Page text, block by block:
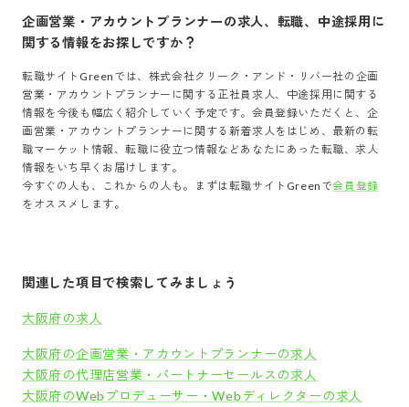
企画営業・アカウントプランナーの求人、転職、中途採用に
関する情報をお探しですか？
転職サイトGreenでは、 株式会社クリーク・アンド・リバー社の 企画
営業・アカウントプランナー に関する正社員求人、中途採用に関する
情報を今後も幅広く紹介していく予定です。会員登録いただくと、企
画営業・アカウントプランナー に関する新着求人をはじめ、最新の転
職マーケット情報、転職に役立つ情報などあなたにあった転職、求人
情報をいち早くお届けします。
今すぐの人も、これからの人も。まずは転職サイトGreenで会員登録
をオススメします。
関連した項目で検索してみましょう
大阪府の求人
大阪府の企画営業・アカウントプランナーの求人
大阪府の代理店営業・パートナーセールスの求人
大阪府のWebプロデューサー・Webディレクターの求人